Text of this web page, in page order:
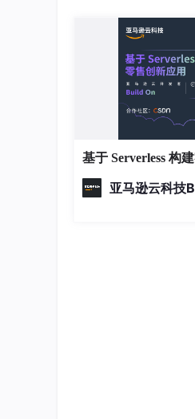
基于 Serverless 构
亚马逊云科技